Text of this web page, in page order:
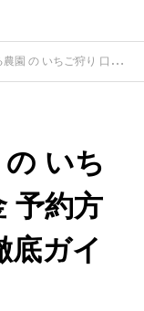
口コミ 料金 予約方法 駐車場 品種 を徹底ガイド
いち
予約方
底ガイ